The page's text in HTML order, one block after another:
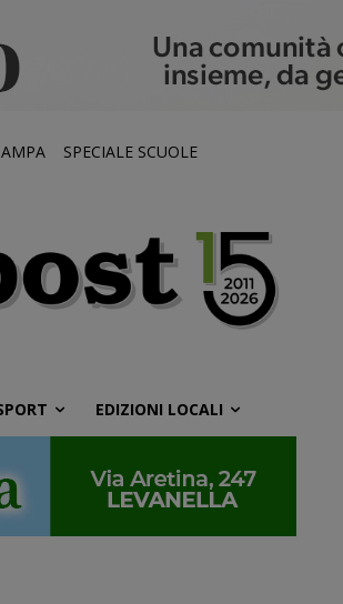
SPECIALE SCUOLE
EDIZIONI LOCALI